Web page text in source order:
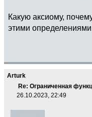
Какую аксиому,
этими
Arturk
Re: Ограниченная
26.10.2023, 22:49